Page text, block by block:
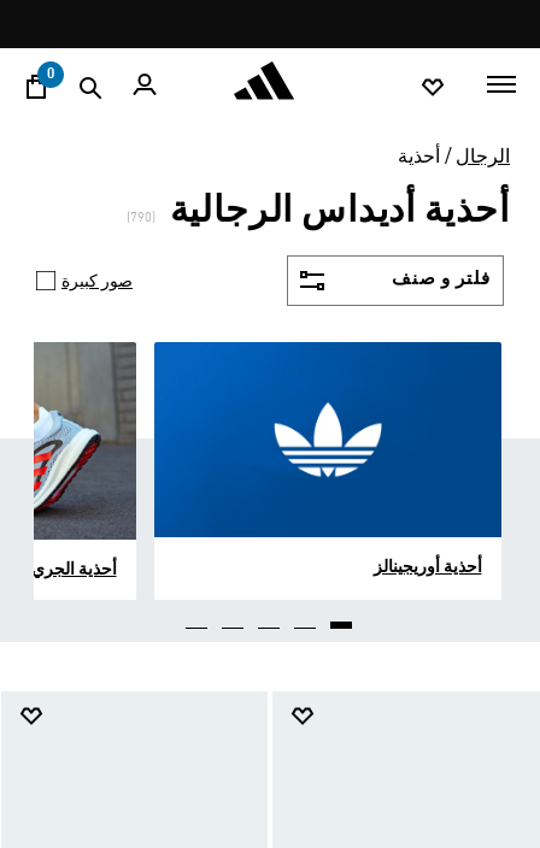
promotion
rotation
0
الرجال أحذية
أحذية أديداس الرجالية
فلتر و صنف صور كبيرة
أحذية أوريجينالز أحذية الجري